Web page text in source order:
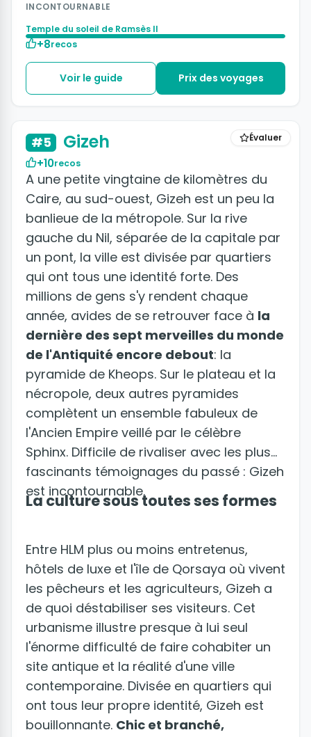
INCONTOURNABLE
Temple du soleil de Ramsès II
+8recos
Voir le guide Prix des voyages
Évaluer
#5 Gizeh
+10recos
A une petite vingtaine de kilomètres du
Caire, au sud-ouest, Gizeh est un peu la
banlieue de la métropole. Sur la rive
gauche du Nil, séparée de la capitale par
un pont, la ville est divisée par quartiers
qui ont tous une identité forte. Des
millions de gens s'y rendent chaque
année, avides de se retrouver face à la
dernière des sept merveilles du monde
de l'Antiquité encore debout: la
pyramide de Kheops. Sur le plateau et la
nécropole, deux autres pyramides
complètent un ensemble fabuleux de
l'Ancien Empire veillé par le célèbre
Sphinx. Difficile de rivaliser avec les plus
fascinants témoignages du passé : Gizeh
est incontournable.
La culture sous toutes ses formes
Entre HLM plus ou moins entretenus,
hôtels de luxe et l'île de Qorsaya où vivent
les pêcheurs et les agriculteurs, Gizeh a
de quoi déstabiliser ses visiteurs. Cet
urbanisme illustre presque à lui seul
l'énorme difficulté de faire cohabiter un
site antique et la réalité d'une ville
contemporaine. Divisée en quartiers qui
ont tous leur propre identité, Gizeh est
bouillonnante. Chic et branché,